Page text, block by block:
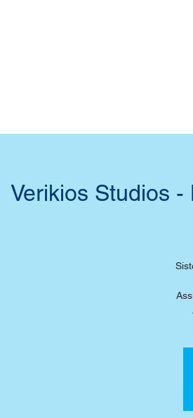
Verikios Studios